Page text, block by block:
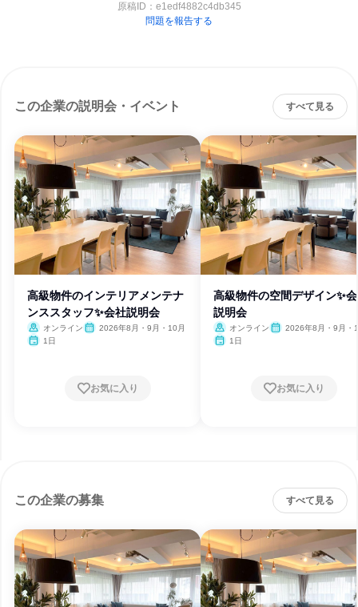
原稿ID： e1edf4882c4db345
問題を報告する
この企業の説明会・イベント すべて見る
高級物件のインテリアメンテナ
ンススタッフ✨会社説明会
オンライン
2026年8月・9月・10月
1日
お気に入り
高級物件の空間デザイン✨
説明会
オンライン
2026年8月・9月・
1日
お気に入り
この企業の募集 すべて見る